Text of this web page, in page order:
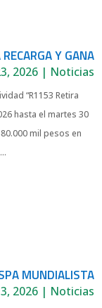
Y GANA
2026| Noticias
“R1153 Retira
hasta el martes 30
mil pesos en
MUNDIALISTA
2026| Noticias